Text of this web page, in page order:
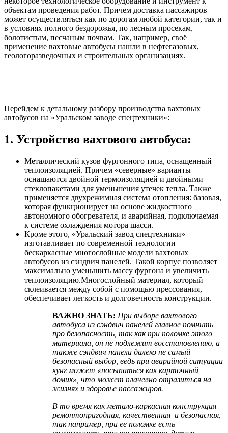
объектам проведения работ. Причем доставка пассажиров
может осуществляться как по дорогам любой категории, так и
в условиях полного бездорожья, по лесным просекам,
болотистым, песчаным почвам. Так, например, своё
применение вахтовые автобусы нашли в нефтегазовых,
геологоразведочных и строительных организациях.
Перейдем к детальному разбору производства вахтовых
автобусов на «Уральском заводе спецтехники»:
1. Устройство вахтового автобуса:
Металлический кузов фургонного типа, оснащенный
теплоизоляцией. Причем «северные» варианты
оснащаются двойной термоизоляцией и двойными
стеклопакетами для уменьшения утечек тепла. Также
применяется двухрежимная система отопления: базовая,
которая функционирует на основе жидкостного
автономного обогревателя, и аварийная, подключаемая
к системе охлаждения мотора шасси.
Кроме этого, «Уральский завод спецтехники»
изготавливает по современной технологии
бескаркасные многослойные модели вахтовых
автобусов из сэндвич панелей. Такой корпус позволяет
максимально уменьшить массу фургона и увеличить
теплоизоляцию.Многослойный материал, который
склеивается между собой с помощью прессования,
обеспечивает легкость и долговечность конструкции.
ВАЖНО ЗНАТЬ: При выборе вахтового
автобуса из сэндвич панелей главное помнить
про безопасность, так как при поломке этого
материала, он не подлежит восстановлению, а
также сэндвич панели далеко не самый
безопасный выбор, ведь при аварийной ситуации
кунг может «посыпаться как карточный
домик», что может плачевно отразиться на
жизнях и здоровье пассажиров.
В то время как метало-каркасная конструкция
ремонтопригодная, качественная и безопасная,
так например, при ее поломке есть